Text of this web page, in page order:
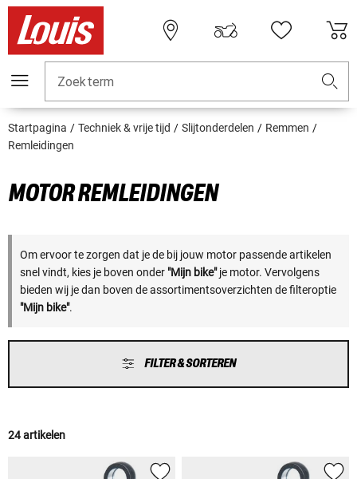
Zoekterm
Startpagina Techniek & vrije tijd Slijtonderdelen
Remmen
Remleidingen
MOTOR REMLEIDINGEN
Om ervoor te zorgen dat je de bij jouw motor passende artikelen
snel vindt, kies je boven onder "Mijn bike"je motor. Vervolgens
bieden wij je dan boven de assortimentsoverzichten de filteroptie
"Mijn bike".
FILTER & SORTEREN
24 artikelen